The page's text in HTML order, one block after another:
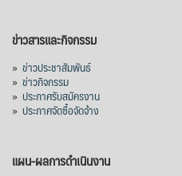
ข่าวสารและกิจกรรม
» ข่าวประชาสัมพันธ์
» ข่าวกิจกรรม
» ประกาศรับสมัครงาน
» ประกาศจัดซื้อจัดจ้าง
แผน-ผลการดำเนินงาน